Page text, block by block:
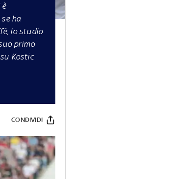
ha
lo studio
primo
Kostic
CONDIVIDI